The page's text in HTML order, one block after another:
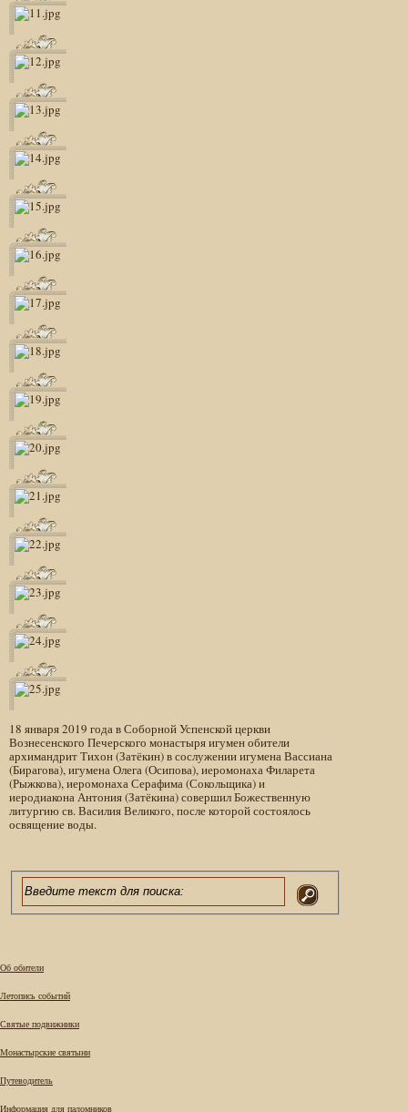
18 января 2019 года в Соборной Успенской церкви
Вознесенского Печерского монастыря игумен обители
архимандрит Тихон (Затёкин) в сослужении игумена Вассиана
(Бирагова), игумена Олега (Осипова), иеромонаха Филарета
(Рыжкова), иеромонаха Серафима (Сокольщика) и
иеродиакона Антония (Затёкина) совершил Божественную
литургию св. Василия Великого, после которой состоялось
освящение воды.
Об обители
Летопись событий
Святые подвижники
Монастырские святыни
Путеводитель
Информация для паломников